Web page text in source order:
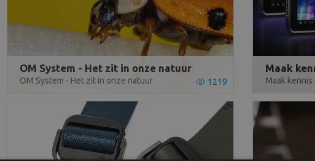
OM System - Het zit in onze natuur
OM System - Het zit in onze natuur 1219